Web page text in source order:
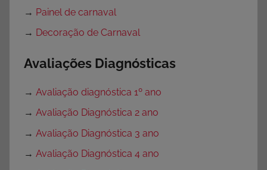
→ Painel de carnaval
→ Decoração de Carnaval
Avaliações Diagnósticas
→ Avaliação diagnóstica 1º ano
→ Avaliação Diagnóstica 2 ano
→ Avaliação Diagnóstica 3 ano
→ Avaliação Diagnóstica 4 ano